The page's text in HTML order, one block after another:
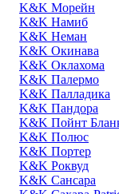
K&K Морейн
K&K Намиб
K&K Неман
K&K Окинава
K&K Оклахома
K&K Палермо
K&K Палладика
K&K Пандора
K&K Пойнт
K&K Полюс
K&K Портер
K&K Роквуд
K&K Сансара